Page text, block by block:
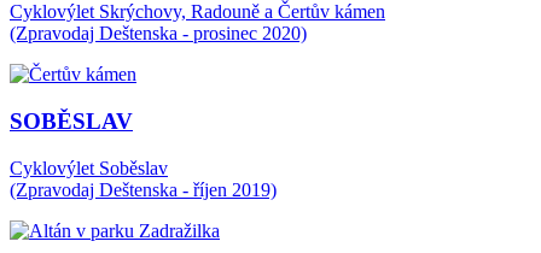
Cyklovýlet Skrýchovy, Radouně a Čertův kámen
(Zpravodaj Deštenska - prosinec 2020)
SOBĚSLAV
Cyklovýlet Soběslav
(Zpravodaj Deštenska - říjen 2019)